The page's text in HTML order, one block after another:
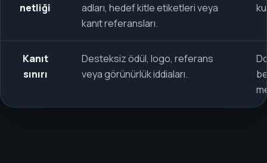
netliği
adları, hedef kitle etiketleri veya
kanıt referansları.
Kanıt
sınırı
Desteksiz ödül, logo, referans
veya görünürlük iddiaları.